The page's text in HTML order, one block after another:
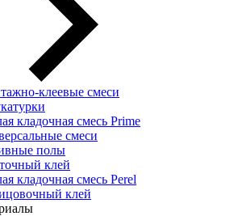
клеевые смеси
кладочная смесь Prime
смеси
полы
клей
кладочная смесь Perel
клей